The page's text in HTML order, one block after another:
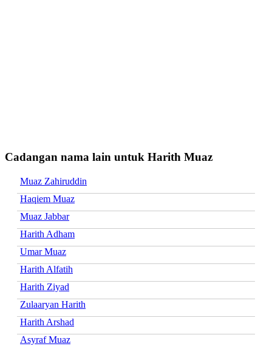
Cadangan nama lain untuk Harith Muaz
Muaz Zahiruddin
Haqiem Muaz
Muaz Jabbar
Harith Adham
Umar Muaz
Harith Alfatih
Harith Ziyad
Zulaaryan Harith
Harith Arshad
Asyraf Muaz